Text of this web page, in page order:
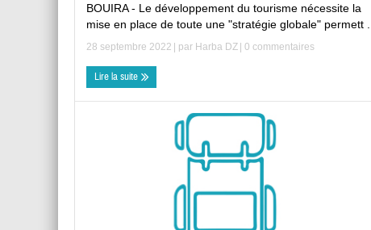
BOUIRA - Le développement du tourisme nécessite la
mise en place de toute une "stratégie globale" permett ...
28 septembre 2022 | par Harba DZ 0 commentaires
Lire la suite